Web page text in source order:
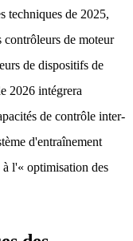
techniques de 2025,
contrôleurs de moteur
de dispositifs de
2026 intégrera
de contrôle inter-
d'entraînement
l'« optimisation des